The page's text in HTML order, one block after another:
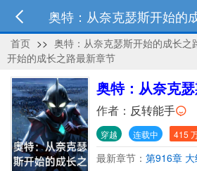
奥特：从奈克瑟斯开始的
首页 >> 奥特：从奈克瑟斯开始的成长之
开始的成长之路最新章节
奥特：从奈克
作者： 反转能手
穿越 连载中 415
最新章节： 第916章 大